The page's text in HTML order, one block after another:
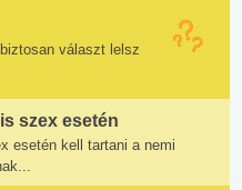
választ lelsz
szex esetén
esetén kell tartani a nemi